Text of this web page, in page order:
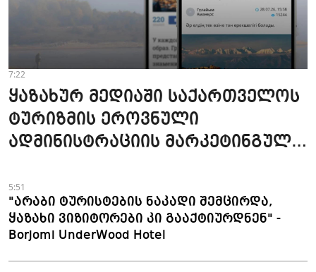
7:22
ყაზახურ მედიაში საქართველოს
ტურიზმის ეროვნული
ადმინისტრაციის მარკეტინგული
მომზადდა
5:51
"არაბი ტურისტების ნაკადი შემცირდა,
ყაზახი ვიზიტორები კი გააქტიურდნენ" -
Borjomi UnderWood Hotel